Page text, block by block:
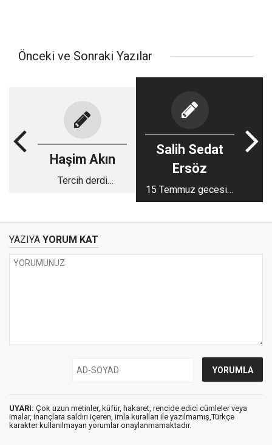
Önceki ve Sonraki Yazılar
Haşim Akın
Tercih derdi
Salih Sedat
Ersöz
15 Temmuz gecesini
hatırlamak
YAZIYA YORUM KAT
UYARI: Çok uzun metinler, küfür, hakaret, rencide edici cümleler veya
imalar, inançlara saldırı içeren, imla kuralları ile yazılmamış,Türkçe
karakter kullanılmayan yorumlar onaylanmamaktadır.